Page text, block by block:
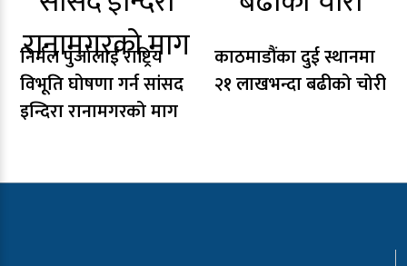
निर्मल पुर्जालाई राष्ट्रिय
विभूति घोषणा गर्न सांसद
इन्दिरा रानामगरको माग
काठमाडौंका दुई स्थानमा
२१ लाखभन्दा बढीको चोरी